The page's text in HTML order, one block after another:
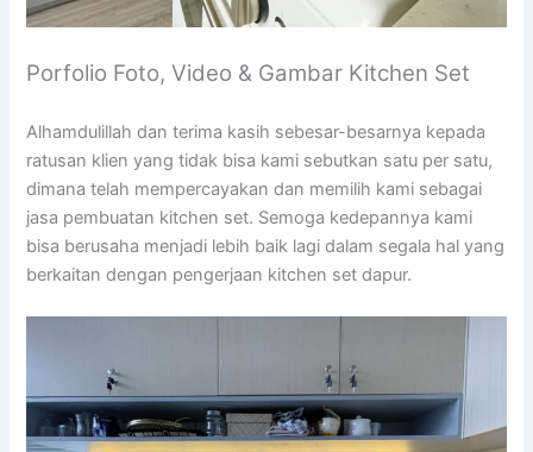
Porfolio Foto, Video & Gambar Kitchen Set
Alhamdulillah dan terima kasih sebesar-besarnya kepada
ratusan klien yang tidak bisa kami sebutkan satu per satu,
dimana telah mempercayakan dan memilih kami sebagai
jasa pembuatan kitchen set. Semoga kedepannya kami
bisa berusaha menjadi lebih baik lagi dalam segala hal yang
berkaitan dengan pengerjaan kitchen set dapur.